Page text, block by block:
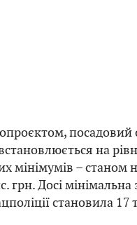
посадовий
на
мінімумів – станом
грн. Досі мінімальна
становила 17